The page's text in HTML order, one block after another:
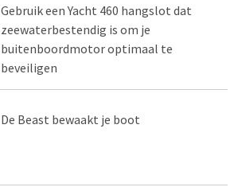
Gebruik een Yacht 460 hangslot dat
zeewaterbestendig is om je
buitenboordmotor optimaal te
beveiligen
De Beast bewaakt je boot